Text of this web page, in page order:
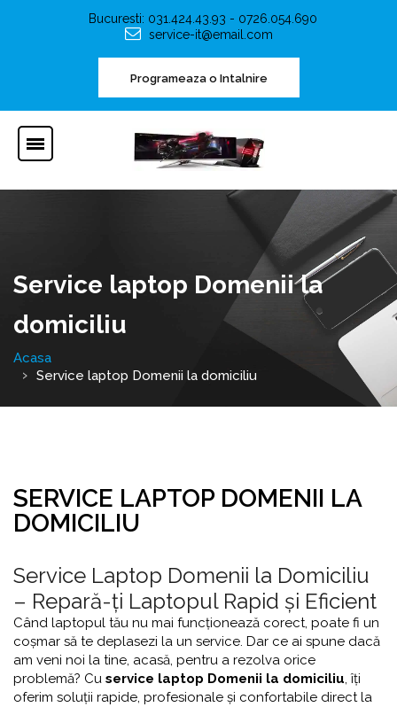
Bucuresti: 031.424.43.93 - 0726.054.690
service-it@email.com
Programeaza o Intalnire
Service laptop Domenii la
domiciliu
Acasa
Service laptop Domenii la domiciliu
SERVICE LAPTOP DOMENII LA
DOMICILIU
Service Laptop Domenii la Domiciliu
– Repară-ți Laptopul Rapid și Eficient
Când laptopul tău nu mai funcționează corect, poate fi un
coșmar să te deplasezi la un service. Dar ce ai spune dacă
am veni noi la tine, acasă, pentru a rezolva orice
problemă? Cu service laptop Domenii la domiciliu, îți
oferim soluții rapide, profesionale și confortabile direct la